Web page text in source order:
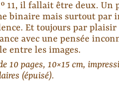
11, il fallait être deux. Un
binaire mais surtout par
Et toujours par
avec une pensée
entre les images.
10 pages, 10×15 cm,
(épuisé).